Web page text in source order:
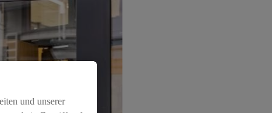
und unserer